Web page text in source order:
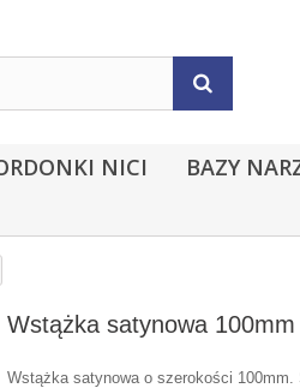
NICI BAZY
Wstążka satynowa 100mm
Wstążka satynowa o szerokości 100mm.